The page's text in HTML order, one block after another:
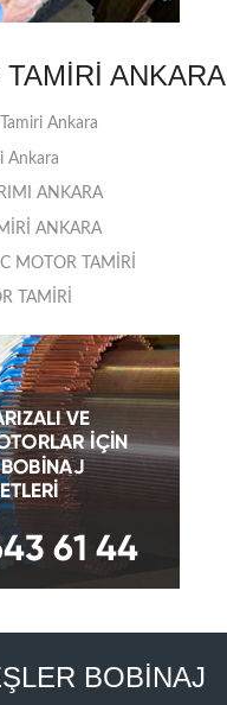
ANKARA
Ankara
Ankara
ANKARA
ANKARA
MOTOR TAMİRİ
TAMİRİ
BOBİNAJ